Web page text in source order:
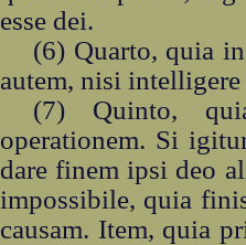
esse dei.
(6) Quarto, quia
autem, nisi
(7) Quinto,
operationem. Si
dare finem ipsi deo
impossibile, quia
causam. Item, quia